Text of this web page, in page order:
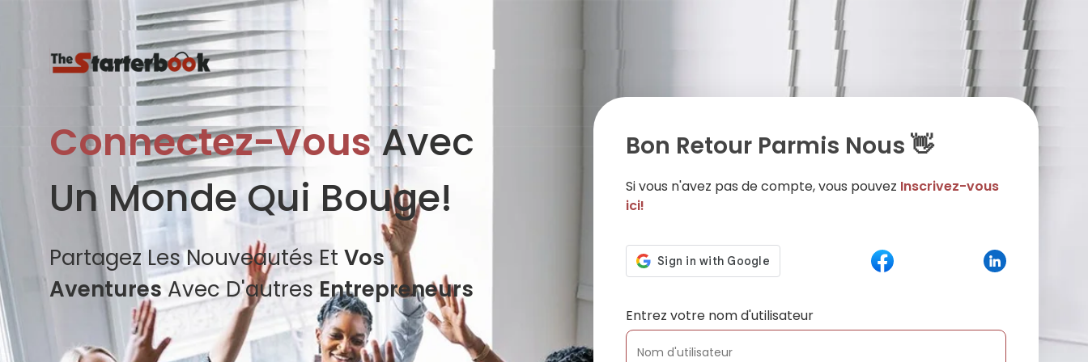
Connectez-VousAvec
Un Monde Qui Bouge!
Partagez Les Nouveautés Et Vos
Aventures Avec D'autres Entrepreneurs
Bon Retour Parmis Nous 👋
Si vous n'avez pas de compte, vous pouvez Inscrivez-vous
ici!
Entrez votre nom d'utilisateur